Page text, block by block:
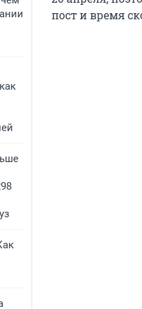
пост и время